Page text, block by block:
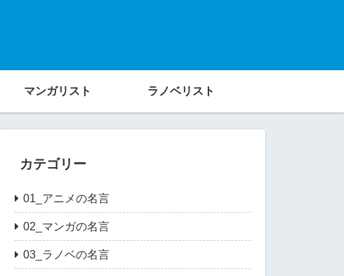
マンガリスト ラノベリスト
カテゴリー
01_アニメの名言
02_マンガの名言
03_ラノベの名言